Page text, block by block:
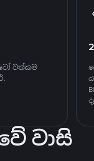
වත්කම
වාසි